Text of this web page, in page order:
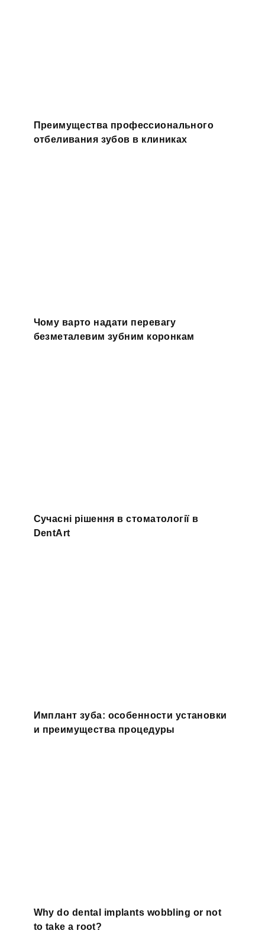
Преимущества профессионального
отбеливания зубов в клиниках
Чому варто надати перевагу
безметалевим зубним коронкам
Сучасні рішення в стоматології в
DentArt
Имплант зуба: особенности установки
и преимущества процедуры
Why do dental implants wobbling or not
to take a root?